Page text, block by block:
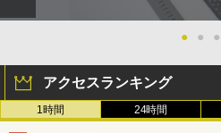
● ● ●
アクセスランキング
1時間 24時間